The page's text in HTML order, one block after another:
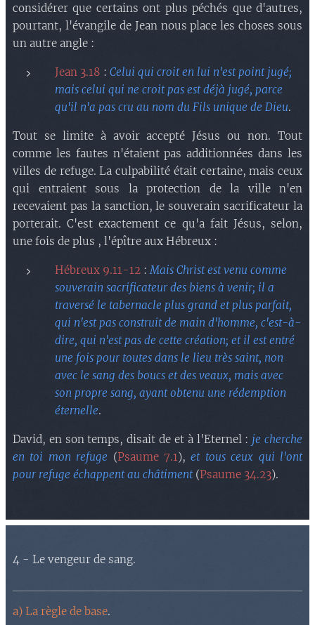
considérer que certains ont plus péchés que d'autres,
pourtant, l'évangile de Jean nous place les choses sous
un autre angle :
Jean 3.18 : Celui qui croit en lui n'est point jugé;
mais celui qui ne croit pas est déjà jugé, parce
qu'il n'a pas cru au nom du Fils unique de Dieu.
Tout se limite à avoir accepté Jésus ou non. Tout
comme les fautes n'étaient pas additionnées dans les
villes de refuge. La culpabilité était certaine,mais ceux
qui entraient sous la protection de la ville n'en
recevaient pas la sanction, le souverain sacrificateur la
porterait. C'est exactement ce qu'a fait Jésus, selon,
une fois de plus , l'épître aux Hébreux :
Hébreux 9.11-12 : Mais Christ est venu comme
souverain sacrificateur des biens à venir; il a
traversé le tabernacle plus grand et plus parfait,
qui n'est pas construit de main d'homme, c'est-à-
dire, qui n'est pas de cette création; et il est entré
une fois pour toutes dans le lieu très saint, non
avec le sang des boucs et des veaux, mais avec
son propre sang, ayant obtenu une rédemption
éternelle.
David, en son temps, disait de et à l'Eternel : je cherche
en toi mon refuge (Psaume 7.1),et tous ceux qui l'ont
pour refuge échappent au châtiment(Psaume 34.23).
4 - Le vengeur de sang.
a) La règle de base.